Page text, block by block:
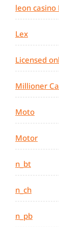
leon casino
Lex
Licensed
Millioner
Moto
Motor
n_bt
n_ch
n_pb